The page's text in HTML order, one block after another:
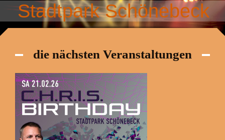
Stadtpark Schönebeck
die nächsten Veranstaltungen